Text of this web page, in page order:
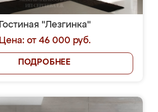
Гостиная "Лезгинка"
Цена: от 46 000 руб.
ПОДРОБНЕЕ